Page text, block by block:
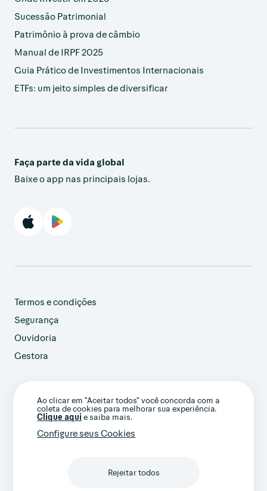
Ao clicar em "Aceitar todos" você concorda com a
coleta de cookies para melhorar sua experiência.
Clique aqui e saiba mais.
Configure seus Cookies
Rejeitar todos
Sucessão Patrimonial
Patrimônio à prova de câmbio
Manual de IRPF 2025
Guia Prático de Investimentos Internacionais
ETFs: um jeito simples de diversificar
Faça parte da vida global
Baixe o app nas principais lojas.
Termos e condições
Segurança
Ouvidoria
Gestora
customer@avenue.us
+1 786-220-7233
(Ligação internacional)